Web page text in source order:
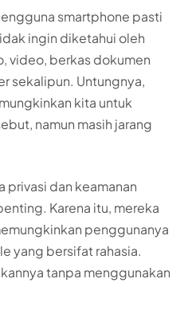
smartphone pasti
ingin diketahui oleh
video, berkas dokumen
sekalipun. Untungnya,
kita untuk
namun masih jarang
privasi dan keamanan
Karena itu, mereka
penggunanya
yang bersifat rahasia.
tanpa menggunakan